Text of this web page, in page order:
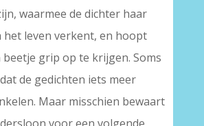
waarmee de dichter haar
het leven verkent, en hoopt
beetje grip op te krijgen. Soms
de gedichten iets meer
Maar misschien bewaart